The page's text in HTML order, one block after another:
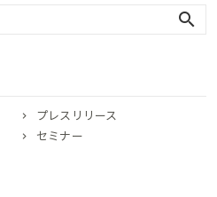
search
プレスリリース
セミナー